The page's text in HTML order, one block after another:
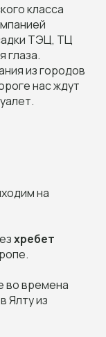
класса
ТЭЦ, ТЦ
глаза.
из городов
нас ждут
на
хребет
во времена
Ялту из